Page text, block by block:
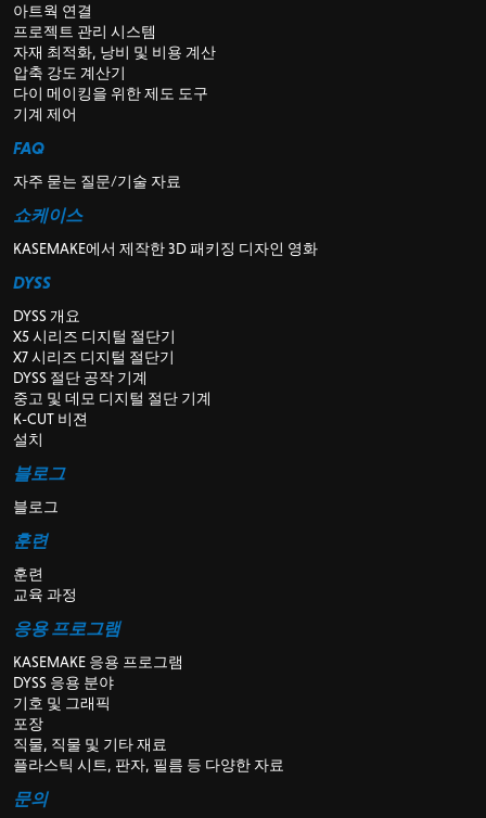
아트웍 연결
프로젝트 관리 시스템
자재 최적화, 낭비 및 비용 계산
압축 강도 계산기
다이 메이킹을 위한 제도 도구
기계 제어
FAQ
자주 묻는 질문/기술 자료
쇼케이스
KASEMAKE에서 제작한 3D 패키징 디자인 영화
DYSS
DYSS 개요
X5 시리즈 디지털 절단기
X7 시리즈 디지털 절단기
DYSS 절단 공작 기계
중고 및 데모 디지털 절단 기계
K-CUT 비젼
설치
블로그
블로그
훈련
훈련
교육 과정
응용 프로그램
KASEMAKE 응용 프로그램
DYSS 응용 분야
기호 및 그래픽
포장
직물, 직물 및 기타 재료
플라스틱 시트, 판자, 필름 등 다양한 자료
문의